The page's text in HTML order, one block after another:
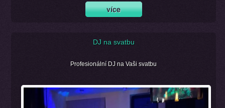
DJ na svatbu
Profesionální DJ na Vaši svatbu